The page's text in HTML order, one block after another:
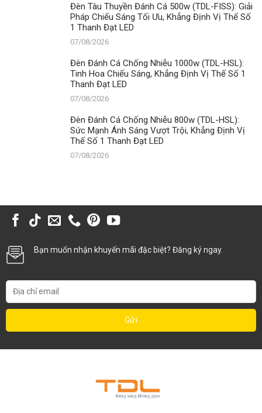
Đèn Tàu Thuyền Đánh Cá 500w (TDL-FISS): Giải
Pháp Chiếu Sáng Tối Ưu, Khẳng Định Vị Thế Số
1 Thanh Đạt LED
07/08/2026
Đèn Đánh Cá Chống Nhiễu 1000w (TDL-HSL):
Tinh Hoa Chiếu Sáng, Khẳng Định Vị Thế Số 1
Thanh Đạt LED
07/08/2026
Đèn Đánh Cá Chống Nhiễu 800w (TDL-HSL):
Sức Mạnh Ánh Sáng Vượt Trội, Khẳng Định Vị
Thế Số 1 Thanh Đạt LED
07/08/2026
Bạn muốn nhận khuyến mãi đặc biệt? Đăng ký ngay.